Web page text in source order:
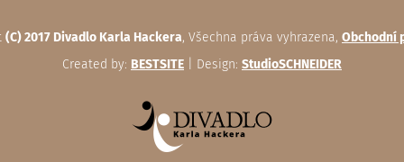
(C) 2017 Divadlo Karla Hackera, Všechna práva vyhrazena, Obchodní
Created by: BESTSITE | Design: StudioSCHNEIDER